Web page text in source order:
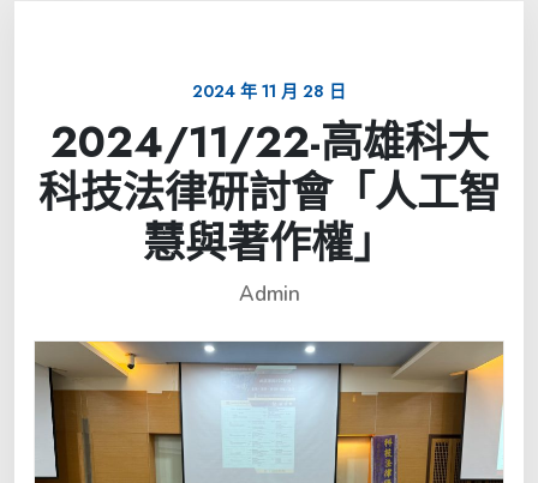
2024 年 11 月 28 日
2024/11/22-高雄科大
科技法律研討會「人工智
慧與著作權」
Admin